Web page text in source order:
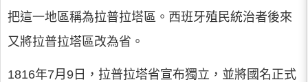
把這一地區稱為拉普拉塔區。西班牙殖民統治者後來
又將拉普拉塔區改為省。
1816年7月9日，拉普拉塔省宣布獨立，並將國名正式